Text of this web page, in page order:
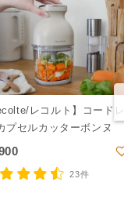
レコルト】コードレ
プセルカッターボンヌ
23件